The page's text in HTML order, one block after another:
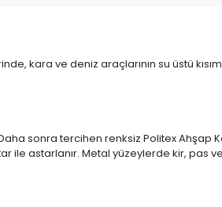
kara ve deniz araçlarının su üstü
sonra tercihen renksiz Politex
ile astarlanır. Metal yüzeylerde kir,